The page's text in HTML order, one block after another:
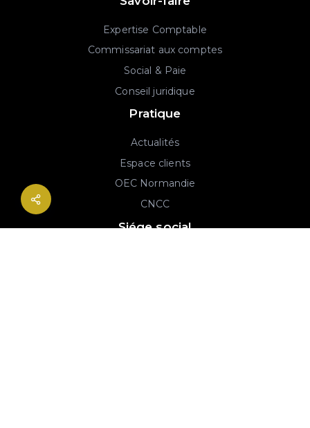
Expertise Comptable
Commissariat aux comptes
Social & Paie
Conseil juridique
Pratique
Actualités
Espace clients
OEC Normandie
CNCC
Siége social